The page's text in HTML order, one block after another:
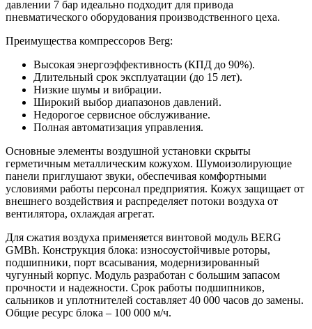
давлении 7 бар идеально подходит для привода
пневматического оборудования производственного цеха.
Преимущества компрессоров Berg:
Высокая энергоэффективность (КПД до 90%).
Длительный срок эксплуатации (до 15 лет).
Низкие шумы и вибрации.
Широкий выбор диапазонов давлений.
Недорогое сервисное обслуживание.
Полная автоматизация управления.
Основные элементы воздушной установки скрыты
герметичным металлическим кожухом. Шумоизолирующие
панели приглушают звуки, обеспечивая комфортными
условиями работы персонал предприятия. Кожух защищает от
внешнего воздействия и распределяет потоки воздуха от
вентилятора, охлаждая агрегат.
Для сжатия воздуха применяется винтовой модуль BERG
GMBh. Конструкция блока: износоустойчивые роторы,
подшипники, порт всасывания, модернизированный
чугунный корпус. Модуль разработан с большим запасом
прочности и надежности. Срок работы подшипников,
сальников и уплотнителей составляет 40 000 часов до замены.
Общие ресурс блока – 100 000 м/ч.